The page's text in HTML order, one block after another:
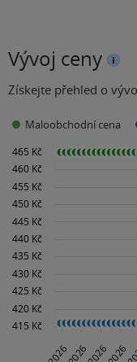
Vývoj ceny
Získejte přehled o
Maloobchodní cena